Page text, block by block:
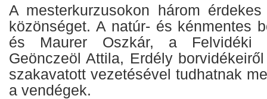
A mesterkurzusokon három
közönséget. A natúr- és kénmentes
és Maurer Oszkár, a Felvidéki
Geönczeöl Attila, Erdély
szakavatott vezetésével tudhatnak
a vendégek.